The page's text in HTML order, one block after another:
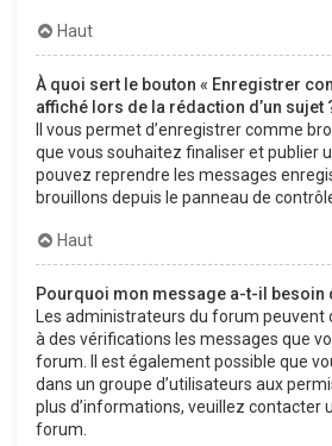
Haut
À quoi sert le bouton « Enregistrer
affiché lors de la rédaction d’un sujet
Il vous permet d’enregistrer comme
que vous souhaitez finaliser et publier
pouvez reprendre les messages
brouillons depuis le panneau de
Haut
Pourquoi mon message a-t-il besoin
Les administrateurs du forum peuvent
à des vérifications les messages que
forum. Il est également possible que
dans un groupe d’utilisateurs aux
plus d’informations, veuillez contacter
forum.